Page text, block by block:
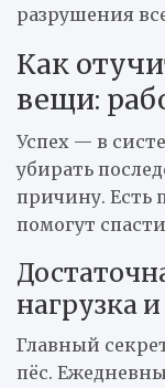
разрушения
Как
вещи:
Успех — в
убирать
причину. Есть
помогут
нагрузка
Главный
пёс.